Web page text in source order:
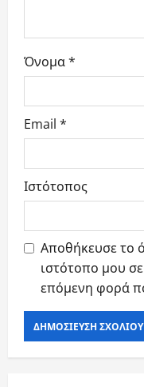
Όνομα*
Email *
Ιστότοπος
Αποθήκευσε το
ιστότοπο μου
επόμενη φορά